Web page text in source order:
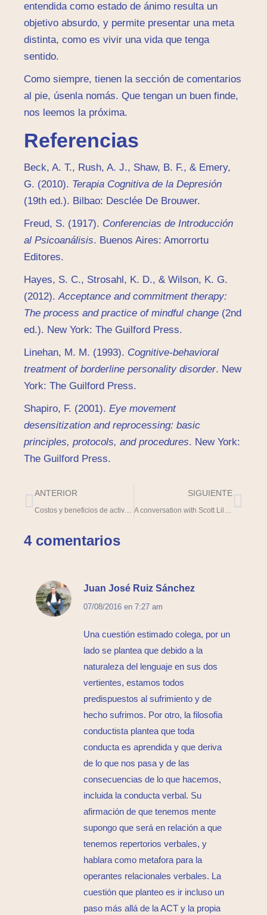
entendida como estado de ánimo resulta un
objetivo absurdo, y permite presentar una meta
distinta, como es vivir una vida que tenga
sentido.
Como siempre, tienen la sección de comentarios
al pie, úsenla nomás. Que tengan un buen finde,
nos leemos la próxima.
Referencias
Beck, A. T., Rush, A. J., Shaw, B. F., & Emery,
G. (2010). Terapia Cognitiva de la Depresión
(19th ed.). Bilbao: Desclée De Brouwer.
Freud, S. (1917). Conferencias de Introducción
al Psicoanálisis. Buenos Aires: Amorrortu
Editores.
Hayes, S. C., Strosahl, K. D., & Wilson, K. G.
(2012).Acceptance and commitment therapy:
The process and practice of mindful change (2nd
ed.). New York: The Guilford Press.
Linehan, M. M. (1993). Cognitive-behavioral
treatment of borderline personality disorder. New
York: The Guilford Press.
Shapiro, F. (2001). Eye movement
desensitization and reprocessing: basic
principles, protocols, and procedures. New York:
The Guilford Press.
ANTERIOR
Costos y beneficios de activación conductual – el estudio COBRA
SIGUIENTE
A conversation with Scott Lilienfeld (audio)
4 comentarios
Juan José Ruiz Sánchez
dice:
07/08/2016 en 7:27 am
Una cuestión estimado colega, por un
lado se plantea que debido a la
naturaleza del lenguaje en sus dos
vertientes, estamos todos
predispuestos al sufrimiento y de
hecho sufrimos. Por otro, la filosofia
conductista plantea que toda
conducta es aprendida y que deriva
de lo que nos pasa y de las
consecuencias de lo que hacemos,
incluida la conducta verbal. Su
afirmación de que tenemos mente
supongo que será en relación a que
tenemos repertorios verbales, y
hablara como metafora para la
operantes relacionales verbales. La
cuestión que planteo es ir incluso un
paso más allá de la ACT y la propia